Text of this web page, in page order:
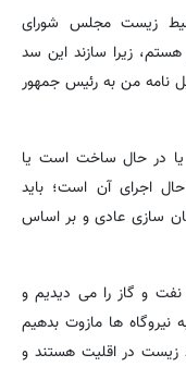
زیست مجلس شورای
زیرا سازند این سد
نامه من به رئیس جمهور
داریم که یا در حال ساخت است یا
اجرای آن است؛ باید
سازی عادی و بر اساس
نفت و گاز را می دیدیم و
نیروگاه ها مازوت بدهیم
زیست در اقلیت هستند و